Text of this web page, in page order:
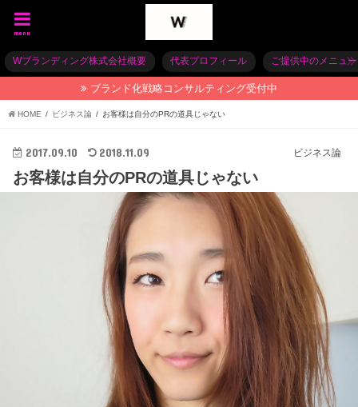
menu
Wブランディング株式会社概要 代表プロフィール ご提供中のメニュー
ブランド化戦略コンサルティング受付中
HOME ビジネス論 お客様は自分のPRの道具じゃない
ビジネス論
2017.09.10 2018.11.09
お客様は自分のPRの道具じゃない